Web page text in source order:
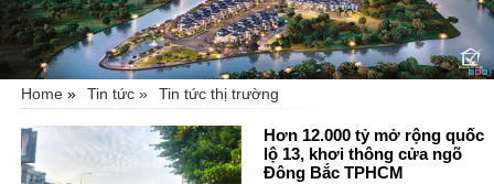
GLADIA BY THE WATERS
phường Phú Hữu, quận 9, Tp Hồ Chí Minh. Dự án nhà
Khang Điền Gladia với quy mô 11,8 hecta, không chỉ là
không gian sống mà còn là biểu tượng đẳng cấp,
Home» Tin tức » Tin tức thị trường
Hơn 12.000 tỷ mở rộng quốc
lộ 13, khơi thông cửa ngõ
Đông Bắc TPHCM